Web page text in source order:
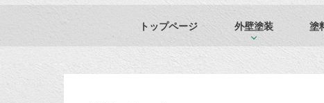
トップページ 外壁塗装 塗